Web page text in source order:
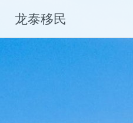
content
龙泰移民